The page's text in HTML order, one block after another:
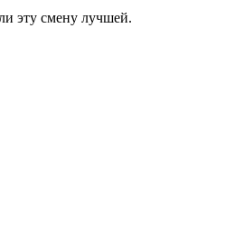
эту смену лучшей.